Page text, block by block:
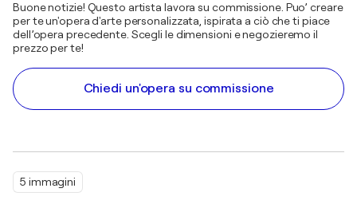
5 immagini
Buone notizie! Questo artista lavora su commissione. Puo’ creare
per te un'opera d'arte personalizzata, ispirata a ciò che ti piace
dell’opera precedente. Scegli le dimensioni e negozieremo il
prezzo per te!
Chiedi un'opera su commissione